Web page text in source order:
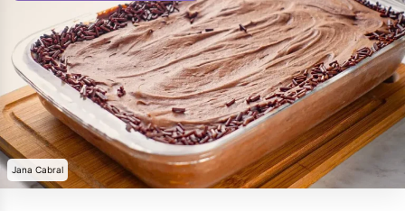
Jana Cabral